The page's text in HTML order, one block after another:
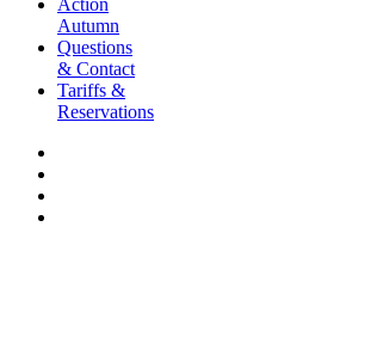
Action
Autumn
Questions
& Contact
Tariffs &
Reservations